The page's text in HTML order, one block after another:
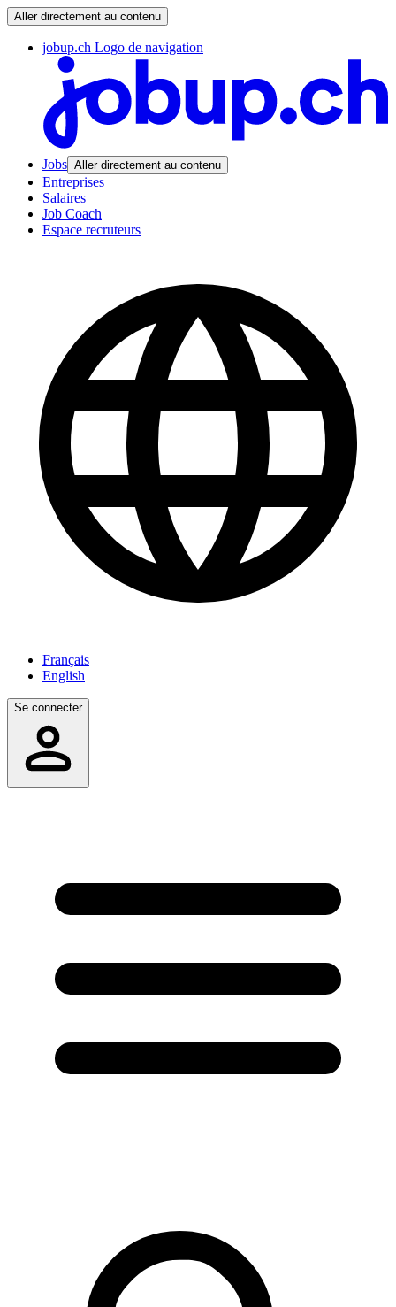
Aller directement au contenu
jobup.ch Logo de navigation
Jobs Aller directement au contenu
Entreprises
Salaires
Job Coach
Espace recruteurs
Français
English
Se connecter